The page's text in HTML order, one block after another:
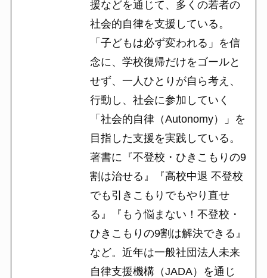
援などを通じて、多くの若者の
社会的自律を支援している。
「子どもは必ず変われる」を信
念に、学校復帰だけをゴールと
せず、一人ひとりが自ら考え、
行動し、社会に参加していく
「社会的自律（Autonomy）」を
目指した支援を実践している。
著書に『不登校・ひきこもりの9
割は治せる』『高校中退 不登校
でも引きこもりでもやり直せ
る』『もう悩まない！不登校・
ひきこもりの9割は解決できる』
など。近年は一般社団法人未来
自律支援機構（JADA）を通じ